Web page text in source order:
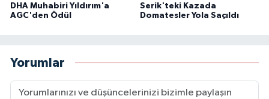
DHA Muhabiri Yıldırım'a
AGC'den Ödül
Serik'teki Kazada
Domatesler Yola Saçıldı
Yorumlar